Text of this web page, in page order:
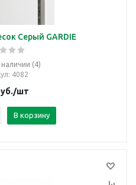
Серый GARDIE
наличии (4)
: 4082
/шт
В корзину